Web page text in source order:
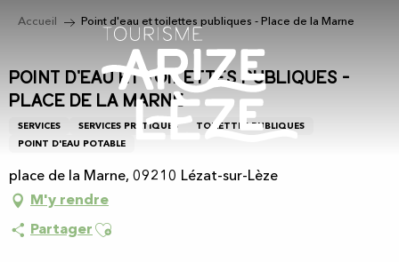
principal
Accueil Point d'eau et toilettes publiques - Place de la Marne
Point d'eau et toilettes publiques -
Place de la Marne
SERVICES SERVICES PRATIQUES
TOILETTES PUBLIQUES
POINT D'EAU POTABLE
place de la Marne, 09210 Lézat-sur-Lèze
M'y rendre
Partager Ajouter aux favoris